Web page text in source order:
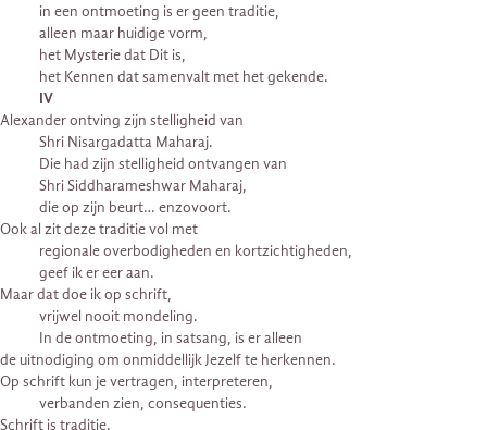
in een ontmoeting is er geen traditie,
alleen maar huidige vorm,
het Mysterie dat Dit is,
het Kennen dat samenvalt met het gekende.
IV
Alexander ontving zijn stelligheid van
Shri Nisargadatta Maharaj.
Die had zijn stelligheid ontvangen van
Shri Siddharameshwar Maharaj,
die op zijn beurt… enzovoort.
Ook al zit deze traditie vol met
regionale overbodigheden en kortzichtigheden,
geef ik er eer aan.
Maar dat doe ik op schrift,
vrijwel nooit mondeling.
In de ontmoeting, in satsang, is er alleen
de uitnodiging om onmiddellijk Jezelf te herkennen.
Op schrift kun je vertragen, interpreteren,
verbanden zien, consequenties.
Schrift is traditie.